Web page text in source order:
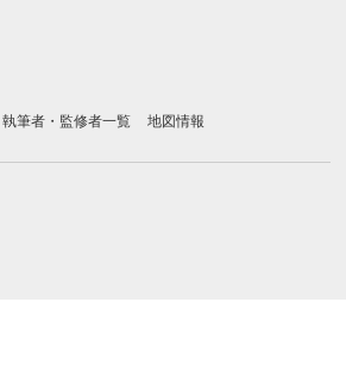
執筆者・監修者一覧 地図情報